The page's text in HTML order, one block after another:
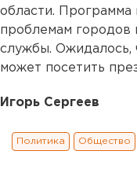
области.
проблемам городов
службы. Ожидалось,
может посетить
Игорь Сергеев
Политика Общество